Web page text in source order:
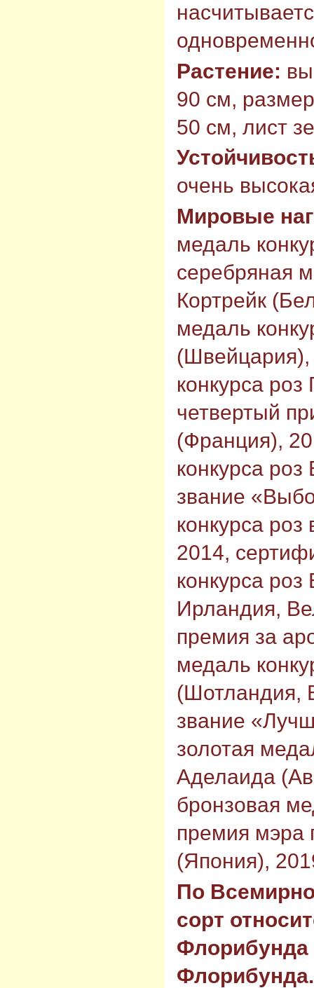
Растение:
90 см,
50 см, лист
очень
Мировые
медаль
серебряная
Кортрейк
медаль
(Швейцария),
конкурса
четвертый
(Франция),
конкурса
звание
конкурса
2014,
конкурса
Ирландия,
премия за
медаль
(Шотландия,
звание
золотая
Аделаида
бронзовая
премия мэра
(Япония),
По
сорт
Флорибунда.